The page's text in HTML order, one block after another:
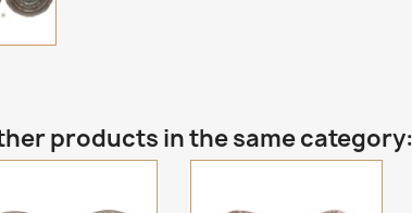
products in the same category: